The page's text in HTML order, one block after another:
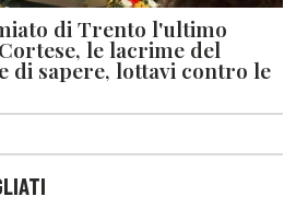
di Trento l'ultimo
le lacrime del
di sapere, lottavi contro le